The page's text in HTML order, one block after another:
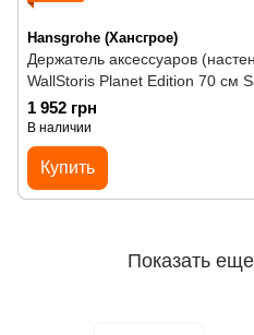
Hansgrohe (Хансгрое)
Держатель аксессуаров
WallStoris Planet Edition 70 см
1 952 грн
В наличии
Купить
Показать